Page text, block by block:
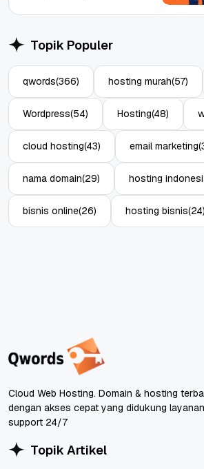
Topik Populer
qwords(366) hosting murah(57)
Wordpress(54) Hosting(48)
cloud hosting(43) email marketing
nama domain(29) hosting
bisnis online(26) hosting bisnis(24)
Cloud Web Hosting. Domain & hosting
dengan akses cepat yang didukung layanan
support 24/7
Topik Artikel